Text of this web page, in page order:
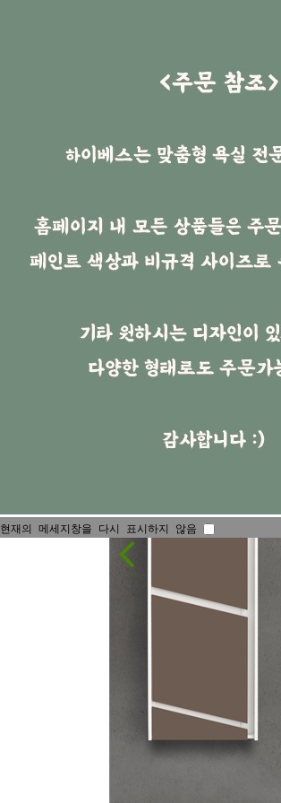

현재의 메세지창을 다시 표시하지 않음